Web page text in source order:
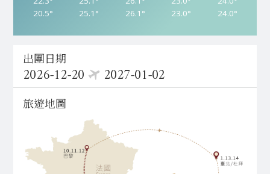
20.5°
25.1°
26.1°
23.0°
24.0°
23.9°
25.9°
25.3°
25.3°
23.5°
15.3°
17.2°
15.3°
17.0°
14.4°
25.7°
25.7°
26.7°
26.2°
27.2°
25.7°
26.7°
28.1°
26.6°
26.8°
出團日期
2026-12-20 2027-01-02
旅遊地圖